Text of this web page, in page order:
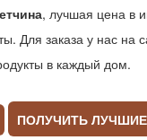
, лучшая цена в
Для заказа у нас на
в каждый дом.
ПОЛУЧИТЬ